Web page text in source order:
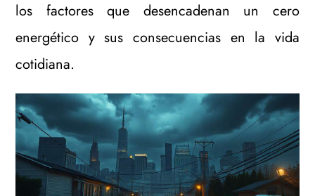
los factores que desencadenan un cero
energético y sus consecuencias en la vida
cotidiana.